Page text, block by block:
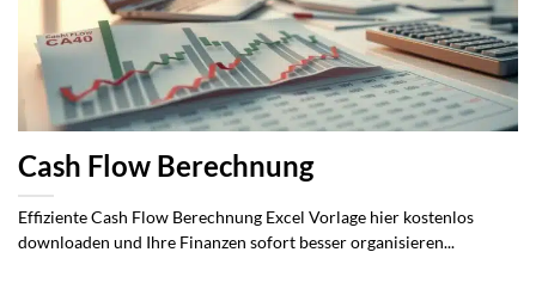
Cash Flow Berechnung
Effiziente Cash Flow Berechnung Excel Vorlage hier kostenlos
downloaden und Ihre Finanzen sofort besser organisieren...